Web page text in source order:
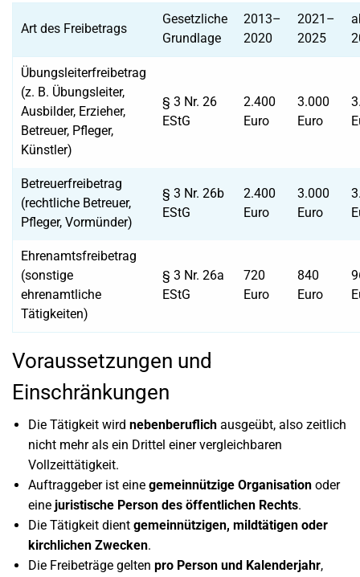
Art des Freibetrags
Gesetzliche
Grundlage
2013–
2020
2021–
2025
Übungsleiterfreibetrag
(z. B. Übungsleiter,
Ausbilder, Erzieher,
Betreuer, Pfleger,
Künstler)
§ 3 Nr. 26
EStG
2.400
Euro
3.000
Euro
Betreuerfreibetrag
(rechtliche Betreuer,
Pfleger, Vormünder)
§ 3 Nr. 26b
EStG
2.400
Euro
3.000
Euro
Ehrenamtsfreibetrag
(sonstige
ehrenamtliche
Tätigkeiten)
§ 3 Nr. 26a
EStG
720
Euro
840
Euro
Voraussetzungen und
Einschränkungen
Die Tätigkeit wird nebenberuflich ausgeübt, also zeitlich
nicht mehr als ein Drittel einer vergleichbaren
Vollzeittätigkeit.
Auftraggeber ist eine gemeinnützige Organisation oder
eine juristische Person des öffentlichen Rechts.
Die Tätigkeit dient gemeinnützigen, mildtätigen oder
kirchlichen Zwecken.
Die Freibeträge gelten pro Person und Kalenderjahr,